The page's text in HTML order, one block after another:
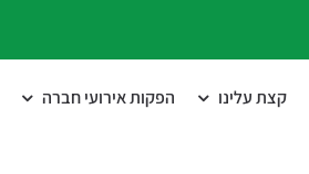
קצת עלינו הפקות אירועי חברה